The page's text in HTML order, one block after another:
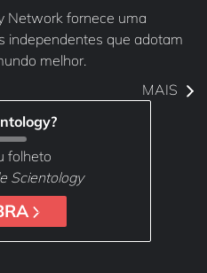
Network fornece uma
independentes que adotam
melhor.
MAIS
folheto
Scientology